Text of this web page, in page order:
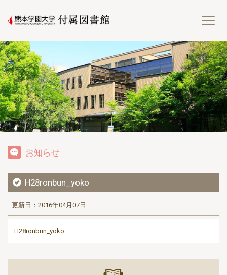
熊
お知らせ
H28ronbun_yoko
更新日：2016年04月07日
H28ronbun_yoko